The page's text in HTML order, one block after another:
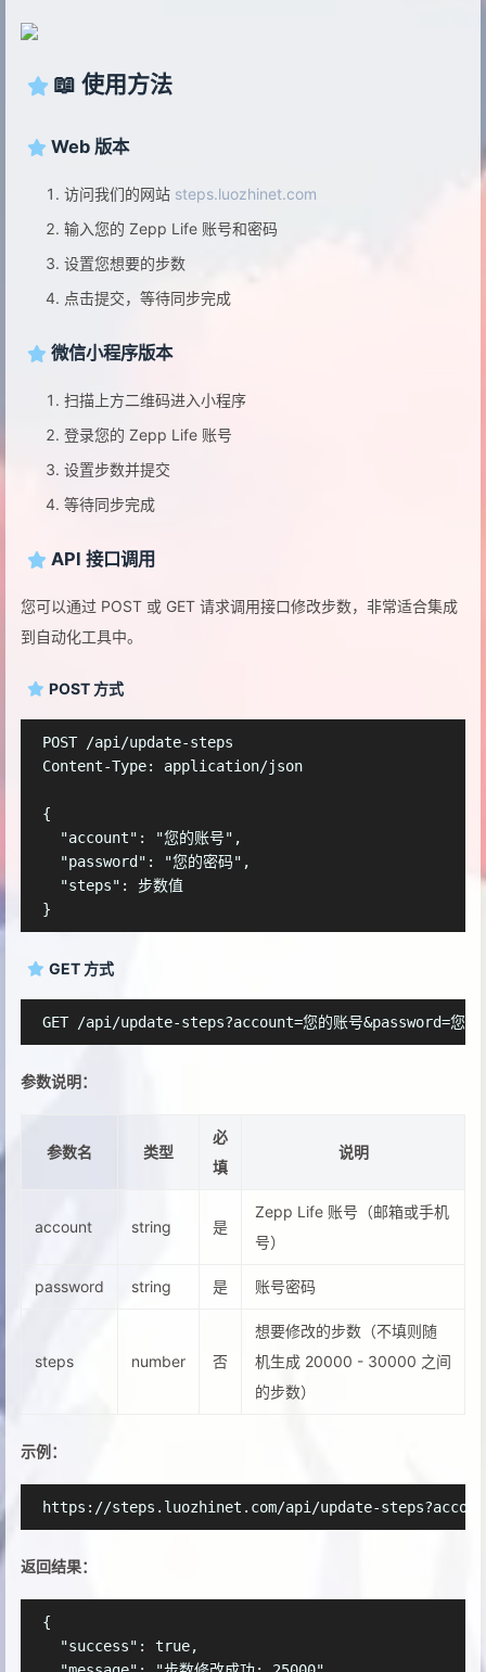
📖 使用方法
Web 版本
访问我们的网站 steps.luozhinet.com
输入您的 Zepp Life 账号和密码
设置您想要的步数
点击提交，等待同步完成
微信小程序版本
扫描上方二维码进入小程序
登录您的 Zepp Life 账号
设置步数并提交
等待同步完成
API 接口调用
您可以通过 POST 或 GET 请求调用接口修改步数，非常适合集成
到自动化工具中。
POST 方式
POST /api/update-steps
Content-Type: application/json
{
  "account": "您的账号",
  "password": "您的密码",
  "steps": 步数值
GET 方式
参数说明：
参数名 类型
必
填
说明
account string 是
Zepp Life 账号（邮箱或手机
号）
password string 是 账号密码
steps number 否
想要修改的步数（不填则随
机生成 20000 - 30000 之间
的步数）
示例：
返回结果：
{
  "success": true,